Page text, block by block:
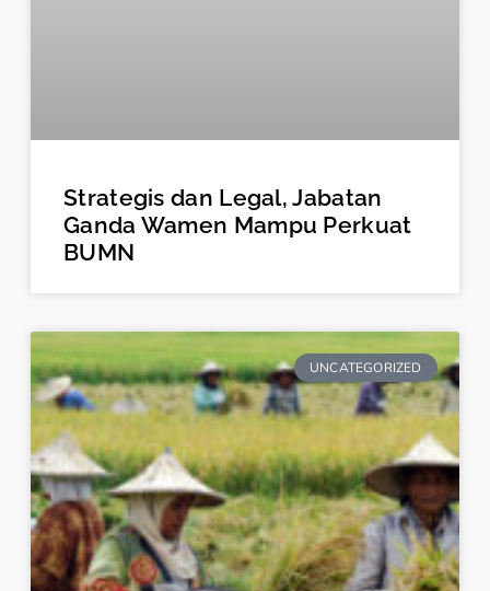
Strategis dan Legal, Jabatan
Ganda Wamen Mampu Perkuat
BUMN
UNCATEGORIZED